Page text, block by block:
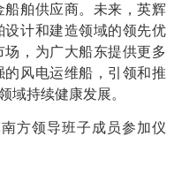
舶供应商。未来，英辉
计和建造领域的领先优
，为广大船东提供更多
风电运维船，引领和推
域持续健康发展。
方领导班子成员参加仪